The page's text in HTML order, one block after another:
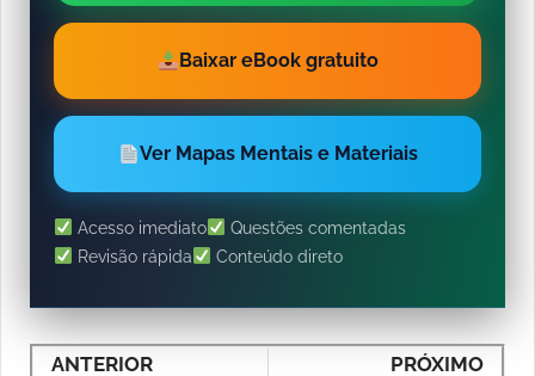
Baixar eBook gratuito
Ver Mapas Mentais e Materiais
Acesso imediato
Questões comentadas
Revisão rápida
Conteúdo direto
ANTERIOR PRÓXIMO